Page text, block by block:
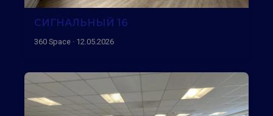
СИГНАЛЬНЫЙ 16
360 Space · 12.05.2026